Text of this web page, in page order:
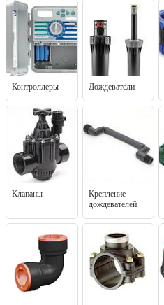
Контроллеры Дождеватели
Клапаны
Крепление
дождевателей